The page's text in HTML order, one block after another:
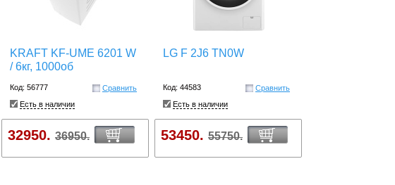
KRAFT KF-UME 6201 W
/ 6кг, 1000об
Код: 56777
Сравнить
Есть в наличии
32950. 36950.
LG F 2J6 TN0W
Код: 44583
Сравнить
Есть в наличии
53450. 55750.